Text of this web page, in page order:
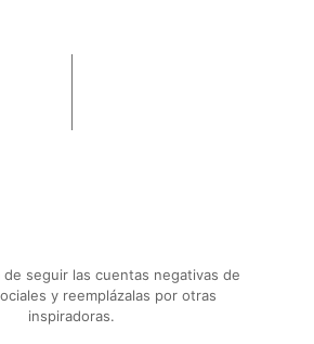
de seguir las cuentas negativas de
y reemplázalas por otras
inspiradoras.